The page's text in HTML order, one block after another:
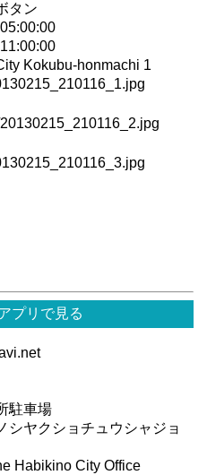
タン
Kokubu-honmachi 1
プリで見る
駐車場
シヤクショチュウシャジョ
Habikino City Office